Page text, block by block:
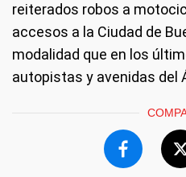
reiterados robos a
accesos a la Ciudad de
modalidad que en los
autopistas y avenidas del